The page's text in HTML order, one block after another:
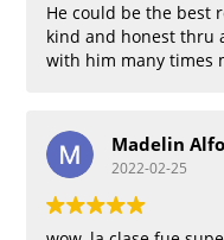
He could be the best
kind and honest thru
with him many times
Madelin
2022-02-25